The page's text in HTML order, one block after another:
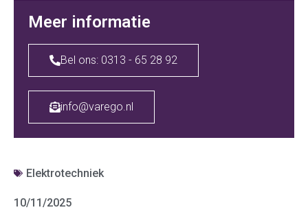
Meer informatie
Bel ons: 0313 - 65 28 92
info@varego.nl
Elektrotechniek
10/11/2025